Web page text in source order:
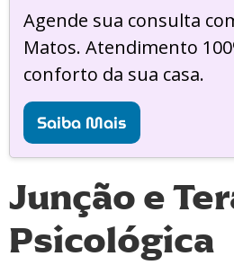
Agende sua consulta
Matos. Atendimento
conforto da sua casa.
Saiba Mais
Junção e
Psicológica